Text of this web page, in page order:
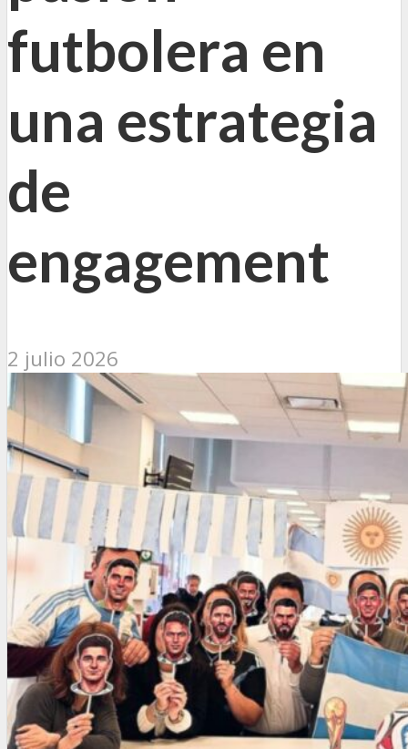
futbolera en
una estrategia
de
engagement
2 julio 2026